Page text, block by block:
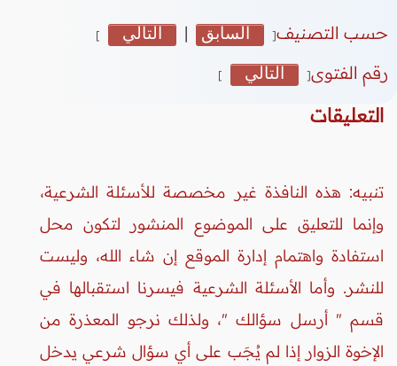
حسب التصنيف[ السابق | التالي ]
رقم الفتوى[ التالي ]
التعليقات
تنبيه: هذه النافذة غير مخصصة للأسئلة الشرعية،
وإنما للتعليق على الموضوع المنشور لتكون محل
استفادة واهتمام إدارة الموقع إن شاء الله، وليست
للنشر. وأما الأسئلة الشرعية فيسرنا استقبالها في
قسم " أرسل سؤالك "، ولذلك نرجو المعذرة من
الإخوة الزوار إذا لم يُجَب على أي سؤال شرعي يدخل